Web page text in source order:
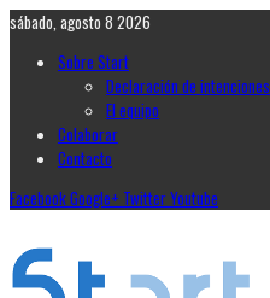
sábado, agosto 8 2026
Sobre Start
Declaración de intenciones
El equipo
Colaborar
Contacto
FacebookGoogle+ TwitterYoutube